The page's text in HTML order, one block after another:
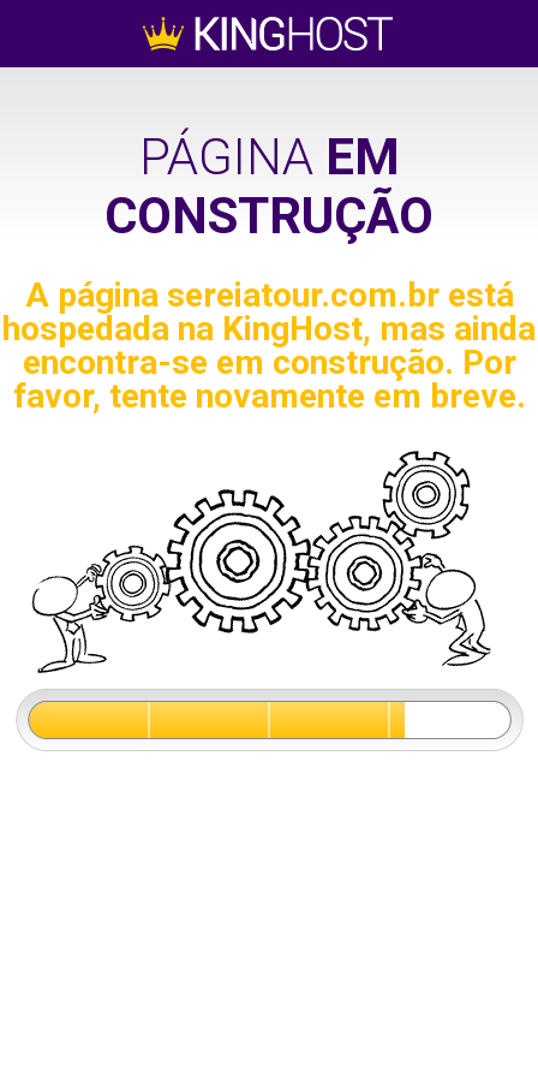
PÁGINA EM
CONSTRUÇÃO
A página sereiatour.com.brestá
hospedada na KingHost, mas ainda
encontra-se em construção. Por
favor, tente novamente em breve.